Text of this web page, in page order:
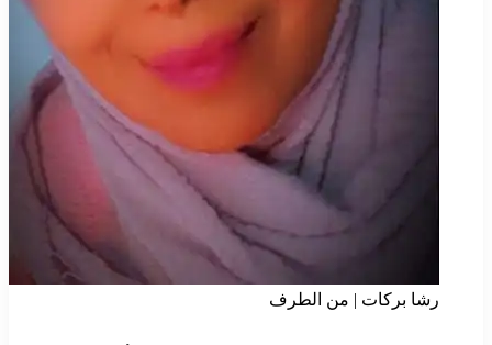
رشا بركات | من الطرف